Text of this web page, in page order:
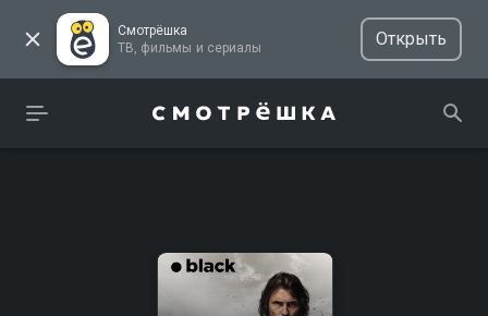
Смотрёшка
ТВ, фильмы и сериалы
Открыть